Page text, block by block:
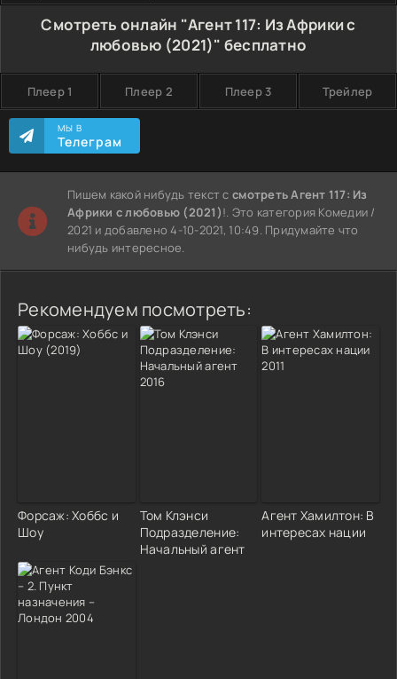
Смотреть онлайн "Агент 117: Из Африки с
любовью (2021)" бесплатно
Плеер 1 Плеер 2 Плеер 3 Трейлер
МЫ В
Телеграм
Пишем какой нибудь текст ссмотреть Агент 117: Из
Африки с любовью (2021)!. Это категория Комедии /
2021 и добавлено 4-10-2021, 10:49. Придумайте что
нибудь интересное.
Рекомендуем посмотреть:
Форсаж: Хоббс и
Шоу
Том Клэнси
Подразделение:
Начальный агент
Агент Хамилтон: В
интересах нации